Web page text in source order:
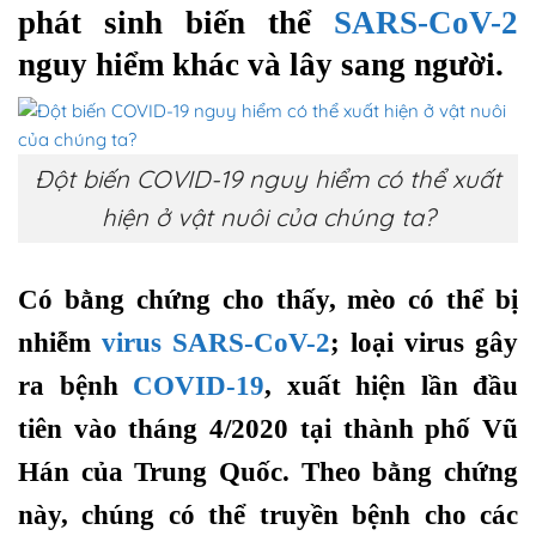
phát sinh biến thể SARS-CoV-2
nguy hiểm khác và lây sang người.
Đột biến COVID-19 nguy hiểm có thể xuất
hiện ở vật nuôi của chúng ta?
Có bằng chứng cho thấy, mèo có thể bị
nhiễm virus SARS-CoV-2; loại virus gây
ra bệnh COVID-19, xuất hiện lần đầu
tiên vào tháng 4/2020 tại thành phố Vũ
Hán của Trung Quốc. Theo bằng chứng
này, chúng có thể truyền bệnh cho các